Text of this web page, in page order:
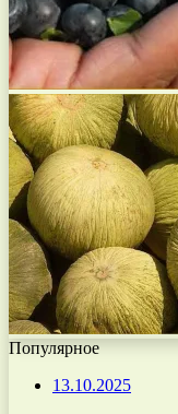
Популярное
13.10.2025